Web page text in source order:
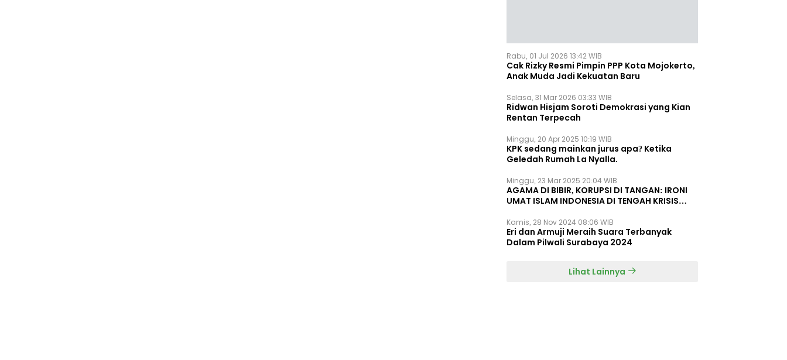
Rabu, 01 Jul 2026 13:42 WIB
Cak Rizky Resmi Pimpin PPP Kota Mojokerto,
Anak Muda Jadi Kekuatan Baru
Selasa, 31 Mar 2026 03:33 WIB
Ridwan Hisjam Soroti Demokrasi yang Kian
Rentan Terpecah
Minggu, 20 Apr 2025 10:19 WIB
KPK sedang mainkan jurus apa? Ketika
Geledah Rumah La Nyalla.
Minggu, 23 Mar 2025 20:04 WIB
AGAMA DI BIBIR, KORUPSI DI TANGAN: IRONI
UMAT ISLAM INDONESIA DI TENGAH KRISIS
Kamis, 28 Nov 2024 08:06 WIB
Eri dan Armuji Meraih Suara Terbanyak
Dalam Pilwali Surabaya 2024
Lihat Lainnya